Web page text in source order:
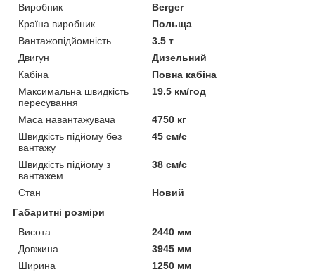
Виробник
Berger
Країна виробник
Польща
Вантажопідйомність
3.5 т
Двигун
Дизельний
Кабіна
Повна кабіна
Максимальна швидкість
пересування
19.5 км/год
Маса навантажувача
4750 кг
Швидкість підйому без
вантажу
45 см/с
Швидкість підйому з
вантажем
38 см/с
Стан
Новий
Габаритні розміри
Висота
2440 мм
Довжина
3945 мм
Ширина
1250 мм